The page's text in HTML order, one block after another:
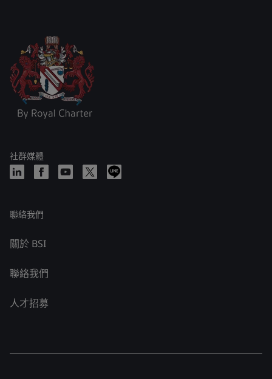
社群媒體
聯絡我們
關於 BSI
聯絡我們
人才招募